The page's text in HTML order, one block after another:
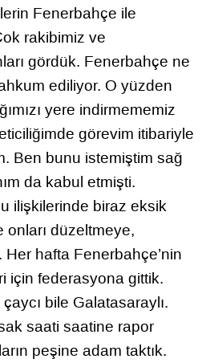
Fenerbahçe ile
rakibimiz ve
gördük. Fenerbahçe ne
ediliyor. O yüzden
yere indirmememiz
görevim itibariyle
Ben bunu istemiştim sağ
da kabul etmişti.
ilişkilerinde biraz eksik
onları düzeltmeye,
Her hafta Fenerbahçe’nin
için federasyona gittik.
bile Galatasaraylı.
saati saatine rapor
peşine adam taktık.